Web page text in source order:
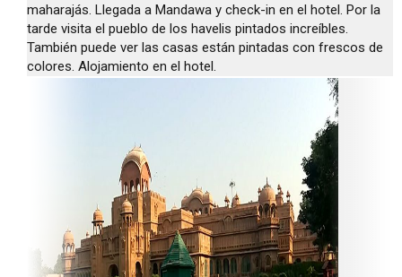
maharajás. Llegada a Mandawa y check-in en el hotel. Por la
tarde visita el pueblo de los havelis pintados increíbles.
También puede ver las casas están pintadas con frescos de
colores. Alojamiento en el hotel.